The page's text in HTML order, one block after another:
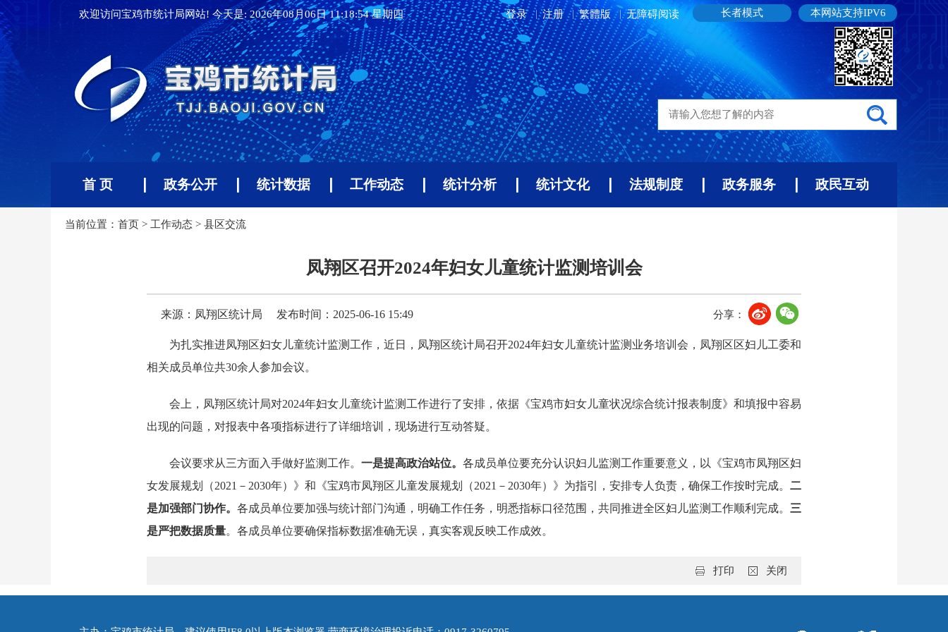
欢迎访问宝鸡市统计局网站! 今天是:2026年08月06日 11:18:54 星期四 本网站支持IPV6
长者模式
登录 注册 繁體版 无障碍阅读
首 页 政务公开 统计数据 工作动态 统计分析 统计文化 法规制度 政务服务 政民互动
当前位置： 首页 > 工作动态 > 县区交流
凤翔区召开2024年妇女儿童统计监测培训会
来源：凤翔区统计局 发布时间：2025-06-16 15:49 分享：
为扎实推进凤翔区妇女儿童统计监测工作，近日 ，凤翔区统计局召开2024年妇女儿童统计监测 业务培训会， 凤翔区区妇儿工委和
相关成员单位共30余人参加会议。
会上， 凤翔区统计局对2024年妇女儿童统计监测工作进行了安排，依据《宝鸡市妇女儿童状况综合统计报表制度》和填报中容易
出现的问题，对报表中各项指标进行了详细培训， 现场进行互动答疑。
会议要求从三方面入手做好监测工作。 一是提高政治站位。 各成员单位要充分认识妇儿监测工作重要意义 ， 以
《宝鸡市凤翔区妇
女发展规划（2021－2030年）》和 《宝鸡市凤翔区儿童发展规划（2021－2030年）》 为指引， 安排专人负责，确保工作按时完成。 二
是加强部门协作。 各成员单位要加强与统计部门沟通， 明确工作任务 ， 明悉指标口径范围 ，共同推进全区妇儿监测工作顺利完成。 三
是严把数据质量。各成员单位要确保指标数据准确无误，真实客观反映工作成效。
关闭
打印